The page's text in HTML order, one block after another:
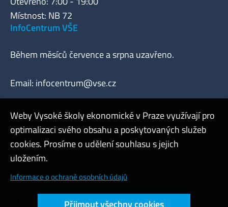
Místnost: NB 72
InfoCentrum VŠE
Během měsíců července a srpna uzavřeno.
Email: infocentrum@vse.cz
Webmaster
Admin
Cookies a ochrana osobních údajů
Přístupnost webu
Weby Vysoké školy ekonomické v Praze využívají pro
optimalizaci svého obsahu a poskytovaných služeb
cookies. Prosíme o udělení souhlasu s jejich
uložením.
Informace o ochraně osobních údajů